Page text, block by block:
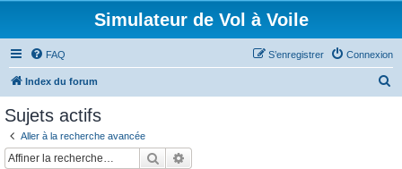
Simulateur de Vol à Voile
FAQ Connexion
S’enregistrer
Index du forum
Sujets actifs
Aller à la recherche avancée
Rechercher